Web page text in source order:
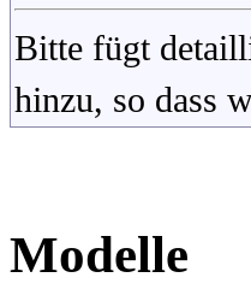
Bitte fügt
hinzu, so dass
Modelle